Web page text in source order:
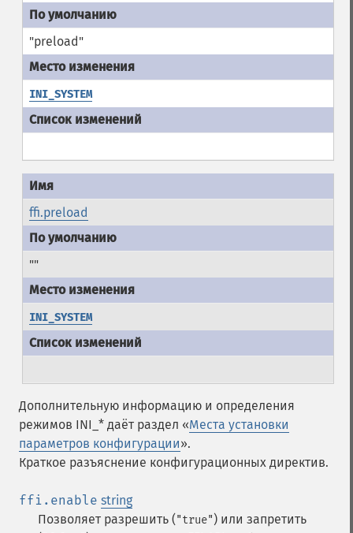
"preload"
INI_SYSTEM
ffi.preload
""
INI_SYSTEM
Дополнительную информацию и определения
режимов INI_* даёт раздел «Места установки
параметров конфигурации».
Краткое разъяснение конфигурационных директив.
ffi.enable string
Позволяет разрешить ("true") или запретить